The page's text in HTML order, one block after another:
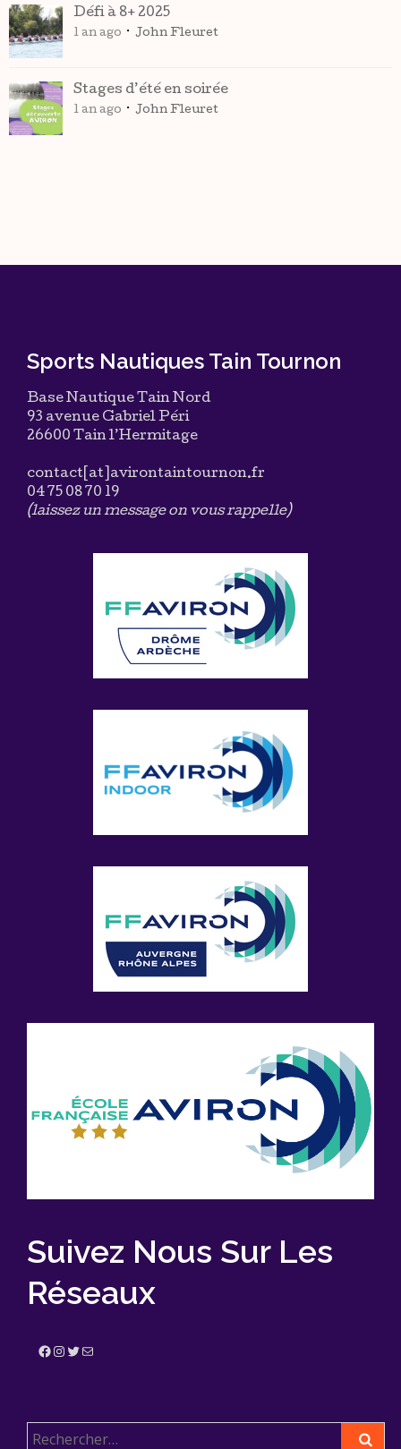
Défi à 8+ 2025
1 an ago John Fleuret
Stages d’été en soirée
1 an ago John Fleuret
Sports Nautiques Tain Tournon
Base Nautique Tain Nord
93 avenue Gabriel Péri
26600 Tain l’Hermitage
contact[at]avirontaintournon.fr
04 75 08 70 19
(laissez un message on vous rappelle)
Suivez Nous Sur Les
Réseaux
Facebook InstagramTwitter E-mail
Rechercher :